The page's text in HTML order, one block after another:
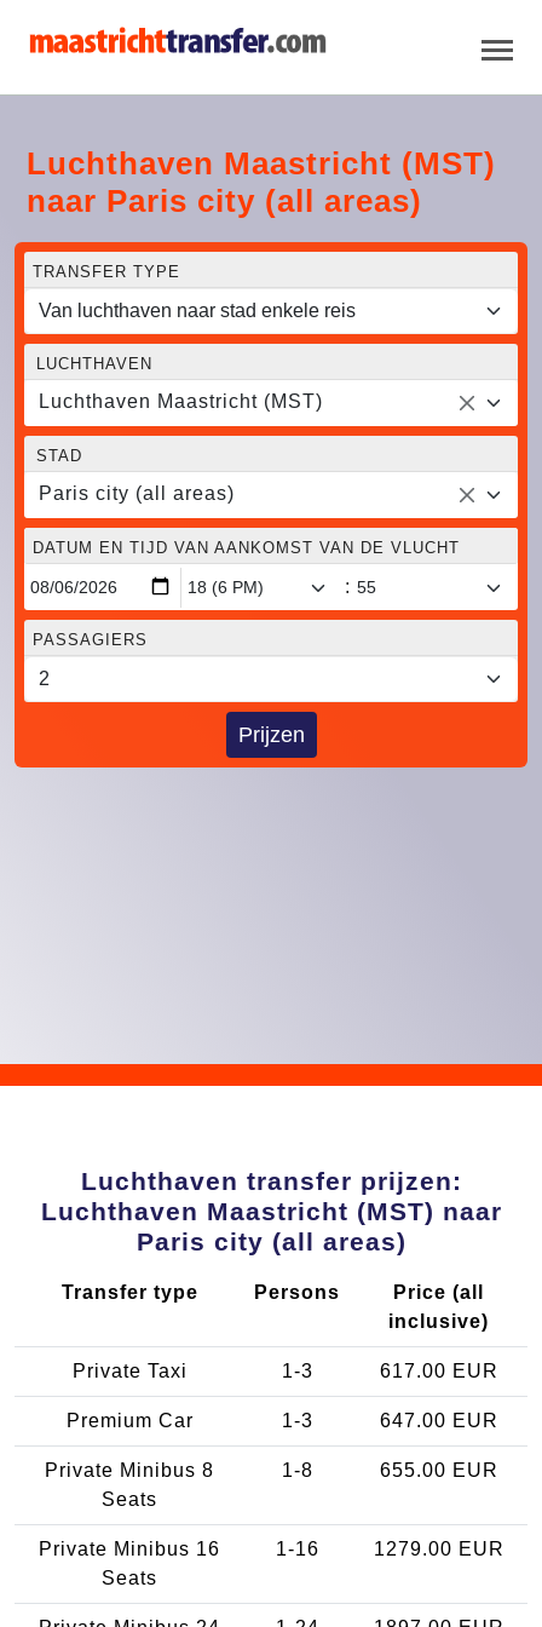
Luchthaven Maastricht (MST)
naar Paris city (all areas)
TRANSFER TYPE
LUCHTHAVEN
Luchthaven Maastricht (MST)
STAD
Paris city (all areas)
DATUM EN TIJD VAN AANKOMST VAN DE VLUCHT
:
PASSAGIERS
Prijzen
Luchthaven transfer prijzen:
Luchthaven Maastricht (MST) naar
Paris city (all areas)
Transfer type Persons
Price (all
inclusive)
Private Taxi 1-3 617.00 EUR
Premium Car 1-3 647.00 EUR
Private Minibus 8
Seats
1-8 655.00 EUR
Private Minibus 16
Seats
1-16 1279.00 EUR